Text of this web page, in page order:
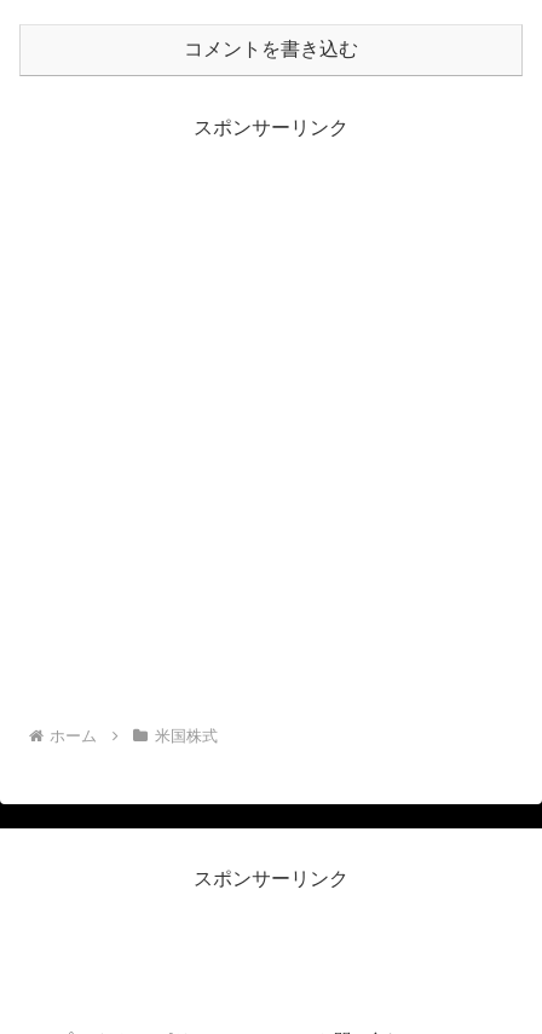
コメントを書き込む
スポンサーリンク
ホーム 米国株式
スポンサーリンク